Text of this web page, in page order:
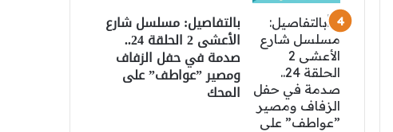
بالتفاصيل: مسلسل شارع
الأعشى 2 الحلقة 24..
صدمة في حفل الزفاف
ومصير ”عواطف” على
المحك